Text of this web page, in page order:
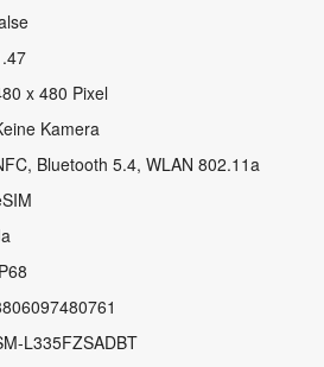
x 480 Pixel
Kamera
Bluetooth 5.4, WLAN 802.11a
L335FZSADBT